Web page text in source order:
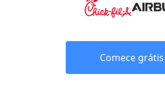
Comece grátis